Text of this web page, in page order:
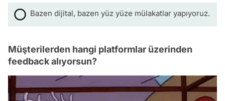
Bazen dijital, bazen yüz yüze mülakatlar yapıyoruz.
Müşterilerden hangi platformlar üzerinden
feedback alıyorsun?